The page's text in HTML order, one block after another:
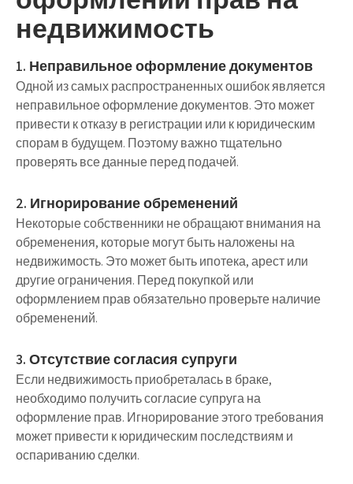
недвижимость
1. Неправильное оформление документов
Одной из самых распространенных ошибок является
неправильное оформление документов. Это может
привести к отказу в регистрации или к юридическим
спорам в будущем. Поэтому важно тщательно
проверять все данные перед подачей.
2. Игнорирование обременений
Некоторые собственники не обращают внимания на
обременения, которые могут быть наложены на
недвижимость. Это может быть ипотека, арест или
другие ограничения. Перед покупкой или
оформлением прав обязательно проверьте наличие
обременений.
3. Отсутствие согласия супруги
Если недвижимость приобреталась в браке,
необходимо получить согласие супруга на
оформление прав. Игнорирование этого требования
может привести к юридическим последствиям и
оспариванию сделки.